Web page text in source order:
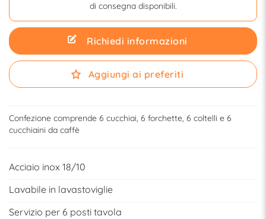
di consegna disponibili.
Richiedi informazioni
Aggiungi ai preferiti
Confezione comprende 6 cucchiai, 6 forchette, 6 coltelli e 6
cucchiaini da caffè
Acciaio inox 18/10
Lavabile in lavastoviglie
Servizio per 6 posti tavola